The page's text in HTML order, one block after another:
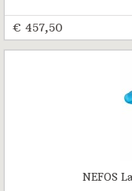
assolutamente
€ 457,50
NEFOS